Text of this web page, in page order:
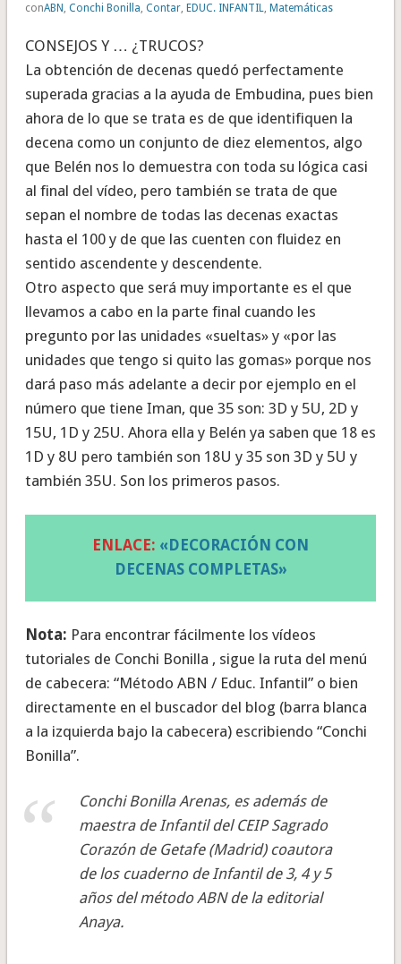
conABN , Conchi Bonilla, Contar, EDUC. INFANTIL, Matemáticas
CONSEJOS Y … ¿TRUCOS?
La obtención de decenas quedó perfectamente
superada gracias a la ayuda de Embudina, pues bien
ahora de lo que se trata es de que identifiquen la
decena como un conjunto de diez elementos, algo
que Belén nos lo demuestra con toda su lógica casi
al final del vídeo, pero también se trata de que
sepan el nombre de todas las decenas exactas
hasta el 100 y de que las cuenten con fluidez en
sentido ascendente y descendente.
Otro aspecto que será muy importante es el que
llevamos a cabo en la parte final cuando les
pregunto por las unidades «sueltas» y «por las
unidades que tengo si quito las gomas» porque nos
dará paso más adelante a decir por ejemplo en el
número que tiene Iman, que 35 son: 3D y 5U, 2D y
15U, 1D y 25U. Ahora ella y Belén ya saben que 18 es
1D y 8U pero también son 18U y 35 son 3D y 5U y
también 35U. Son los primeros pasos.
ENLACE: «DECORACIÓN CON
DECENAS COMPLETAS»
Nota: Para encontrar fácilmente los vídeos
tutoriales de Conchi Bonilla , sigue la ruta del menú
de cabecera: “Método ABN / Educ. Infantil” o bien
directamente en el buscador del blog (barra blanca
a la izquierda bajo la cabecera) escribiendo “Conchi
Bonilla”.
Conchi Bonilla Arenas, es además de
maestra de Infantil del CEIP Sagrado
Corazón de Getafe (Madrid) coautora
de los cuaderno de Infantil de 3, 4 y 5
años del método ABN de la editorial
Anaya.